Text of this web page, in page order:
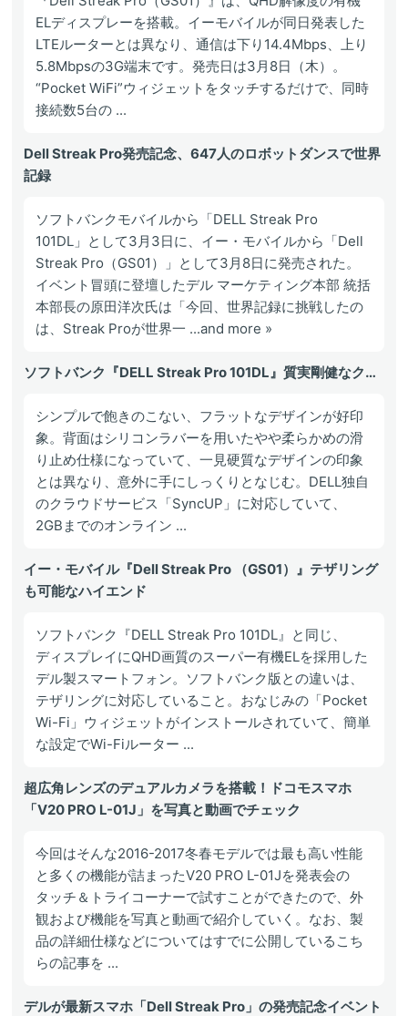
ELディスプレーを搭載。イーモバイルが同日発表した
LTEルーターとは異なり、通信は下り14.4Mbps、上り
5.8Mbpsの3G端末です。発売日は3月8日（木）。
“Pocket WiFi”ウィジェットをタッチするだけで、同時
接続数5台の ...
Dell Streak Pro発売記念、647人のロボットダンスで世界
記録
ソフトバンクモバイルから「DELL Streak Pro
101DL」として3月3日に、イー・モバイルから「Dell
Streak Pro（GS01）」として3月8日に発売された。
イベント冒頭に登壇したデル マーケティング本部 統括
本部長の原田洋次氏は「今回、世界記録に挑戦したの
は、Streak Proが世界一 ...and more »
ソフトバンク『DELL Streak Pro 101DL』質実剛健なク…
シンプルで飽きのこない、フラットなデザインが好印
象。背面はシリコンラバーを用いたやや柔らかめの滑
り止め仕様になっていて、一見硬質なデザインの印象
とは異なり、意外に手にしっくりとなじむ。DELL独自
のクラウドサービス「SyncUP」に対応していて、
2GBまでのオンライン ...
イー・モバイル『Dell Streak Pro （GS01）』テザリング
も可能なハイエンド
ソフトバンク『DELL Streak Pro 101DL』と同じ、
ディスプレイにQHD画質のスーパー有機ELを採用した
デル製スマートフォン。ソフトバンク版との違いは、
テザリングに対応していること。おなじみの「Pocket
Wi-Fi」ウィジェットがインストールされていて、簡単
な設定でWi-Fiルーター ...
超広角レンズのデュアルカメラを搭載！ドコモスマホ
「V20 PRO L-01J」を写真と動画でチェック
今回はそんな2016-2017冬春モデルでは最も高い性能
と多くの機能が詰まったV20 PRO L-01Jを発表会の
タッチ＆トライコーナーで試すことができたので、外
観および機能を写真と動画で紹介していく。なお、製
品の詳細仕様などについてはすでに公開しているこち
らの記事を ...
デルが最新スマホ「Dell Streak Pro」の発売記念イベント